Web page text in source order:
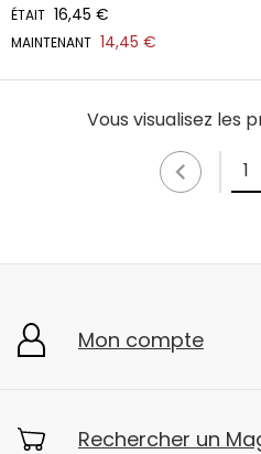
ÉTAIT 16,45 €
MAINTENANT 14,45 €
Vous visualisez les
1
Mon compte
Rechercher un